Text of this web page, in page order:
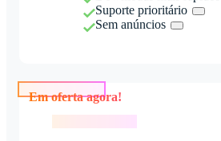
Suporte prioritário
Sem anúncios